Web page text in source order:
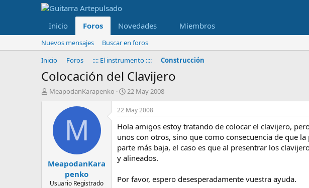
Inicio Foros Novedades Miembros
Nuevos mensajes
Buscar en foros
Inicio
Foros :::: El instrumento :::: Construcción
Colocación del Clavijero
I
r
e
MeapodanKarapenko
F
e
c
h
a
d
e
i
n
c
22 May 2008
M
MeapodanKara
penko
Usuario Registrado
22 May 2008
Hola amigos estoy tratando de colocar el clavijero,
unos con otros, sino que como consecuencia de que
parte más baja, el caso es que al presentrar los
y alineados.
Por favor, espero desesperadamente vuestra ayuda.